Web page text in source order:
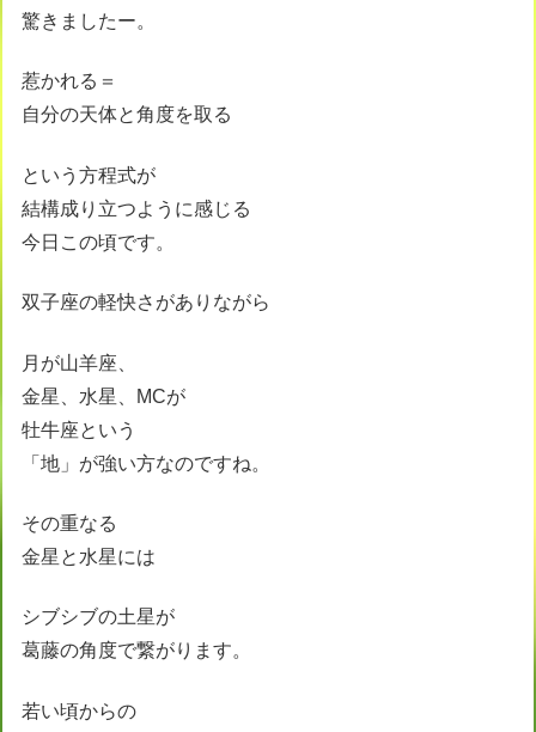
驚きましたー。
惹かれる＝
自分の天体と角度を取る
という方程式が
結構成り立つように感じる
今日この頃です。
双子座の軽快さがありながら
月が山羊座、
金星、水星、MCが
牡牛座という
「地」が強い方なのですね。
その重なる
金星と水星には
シブシブの土星が
葛藤の角度で繋がります。
若い頃からの